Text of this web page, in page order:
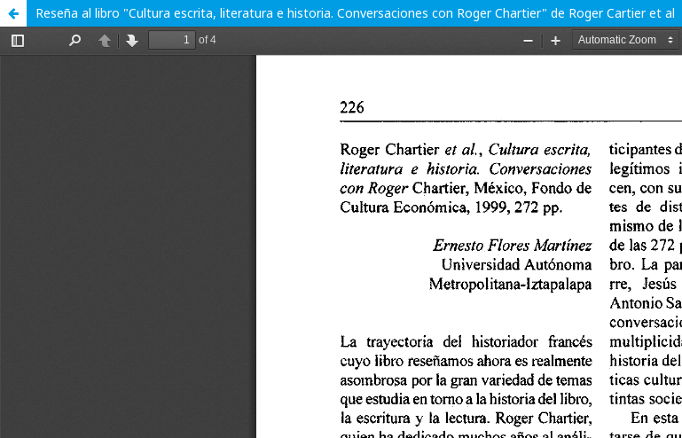
Reseña al libro "Cultura escrita, literatura e historia. Conversaciones con Roger Chartier" de Roger Cartier et al